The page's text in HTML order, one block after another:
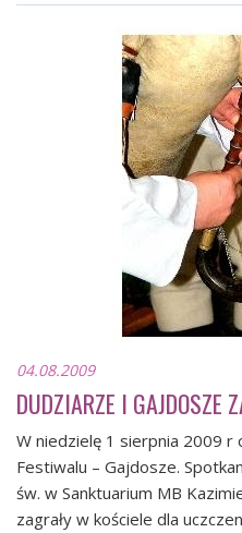
04.08.2009
DUDZIARZE I GAJDOSZE
W niedzielę 1 sierpnia 2009 r
Festiwalu – Gajdosze.
św. w Sanktuarium MB
zagrały w kościele dla